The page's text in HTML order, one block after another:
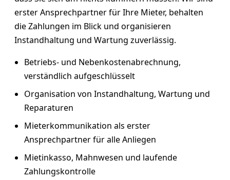
erster Ansprechpartner für Ihre Mieter, behalten
die Zahlungen im Blick und organisieren
Instandhaltung und Wartung zuverlässig.
Betriebs- und Nebenkostenabrechnung,
verständlich aufgeschlüsselt
Organisation von Instandhaltung, Wartung und
Reparaturen
Mieterkommunikation als erster
Ansprechpartner für alle Anliegen
Mietinkasso, Mahnwesen und laufende
Zahlungskontrolle